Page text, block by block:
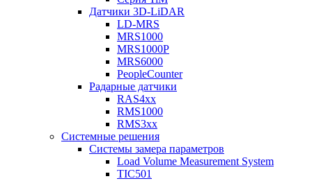
Датчики 3D-LiDAR
LD-MRS
MRS1000
MRS1000P
MRS6000
PeopleCounter
Радарные датчики
RAS4xx
RMS1000
RMS3xx
Системные решения
Системы замера параметров
Load Volume Measurement System
TIC501